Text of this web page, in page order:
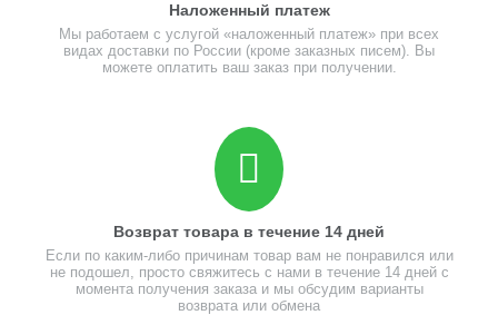
Наложенный платеж
Мы работаем с услугой «наложенный платеж» при всех
видах доставки по России (кроме заказных писем). Вы
можете оплатить ваш заказ при получении.
Возврат товара в течение 14 дней
Если по каким-либо причинам товар вам не понравился или
не подошел, просто свяжитесь с нами в течение 14 дней с
момента получения заказа и мы обсудим варианты
возврата или обмена